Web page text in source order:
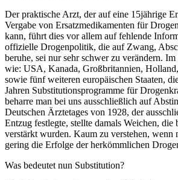
Der praktische Arzt, der auf eine 15jährige
Vergabe von Ersatzmedikamenten für
kann, führt dies vor allem auf fehlende
offizielle Drogenpolitik, die auf Zwang,
beruhe, sei nur sehr schwer zu verändern.
wie: USA, Kanada, Großbritannien,
sowie fünf weiteren europäischen Staaten,
Jahren Substitutionsprogramme für
beharre man bei uns ausschließlich auf
Deutschen Ärztetages von 1928, der
Entzug festlegte, stellte damals Weichen, die
verstärkt wurden. Kaum zu verstehen, wenn
gering die Erfolge der herkömmlichen
Was bedeutet nun Substitution?